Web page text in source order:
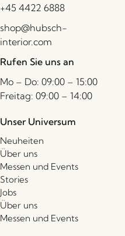
+45 4422 6888
shop@hubsch-
interior.com
Rufen Sie uns an
Mo – Do: 09:00 – 15:00
Freitag: 09:00 – 14:00
Unser Universum
Neuheiten
Über uns
Messen und Events
Stories
Jobs
Über uns
Messen und Events